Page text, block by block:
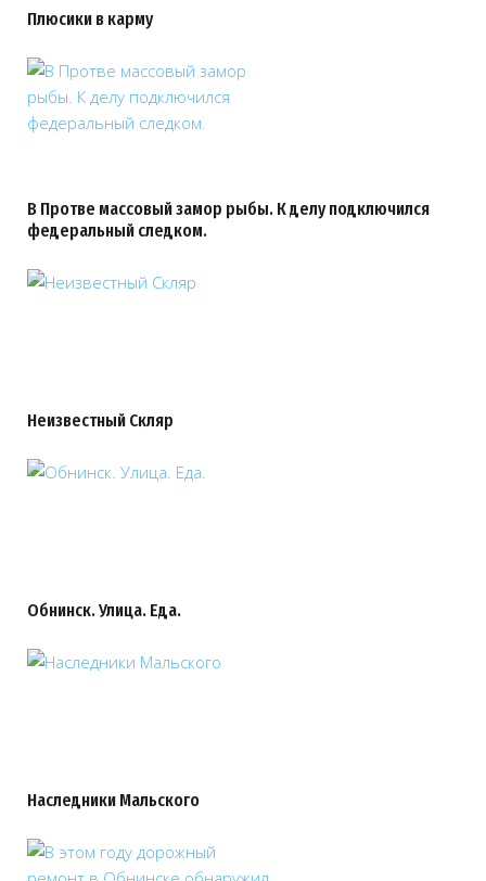
Плюсики в карму
В Протве массовый замор рыбы. К делу подключился
федеральный следком.
Неизвестный Скляр
Обнинск. Улица. Еда.
Наследники Мальского